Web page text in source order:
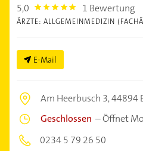
5,0 5.0 1 Bewertung
ÄRZTE: ALLGEMEINMEDIZIN
E-Mail
Am Heerbusch 3,44894
Geschlossen –Öffnet
0234 5 79 26 50